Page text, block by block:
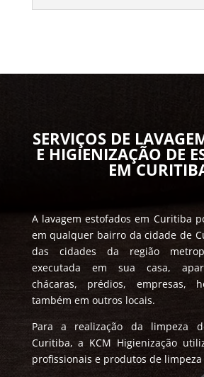
SERVIÇOS DE
E HIGIENIZAÇÃO DE
EM
A lavagem estofados em Curitiba
em qualquer bairro da cidade de
das cidades da região
executada em sua casa,
chácaras, prédios, empresas,
também em outros locais.
Para a realização da limpeza
Curitiba, a KCM Higienização
profissionais e produtos de limpeza